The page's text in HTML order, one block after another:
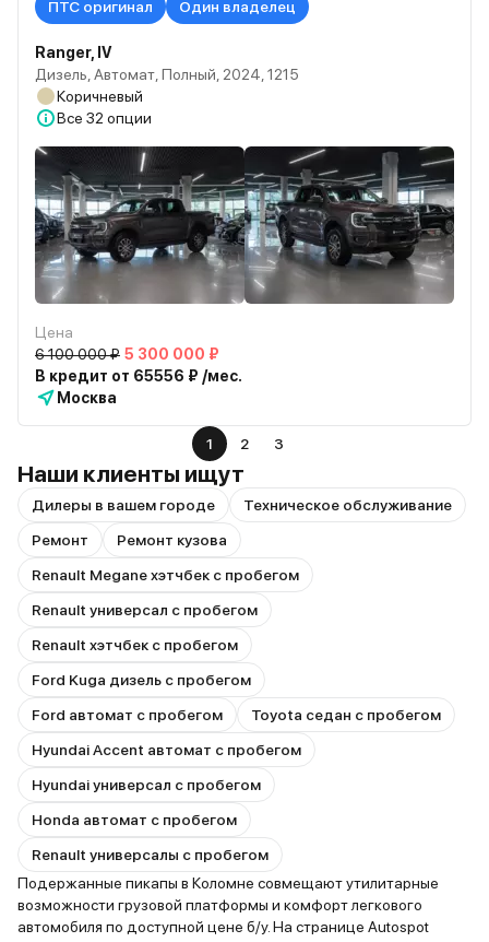
ПТС оригинал Один владелец
Ranger, IV
Дизель, Автомат, Полный, 2024, 1215
Коричневый
Все 32 опции
Цена
6 100 000 ₽ 5 300 000 ₽
В кредит от 65556 ₽ /мес.
Москва
1 2 3
Наши клиенты ищут
Дилеры в вашем городе
Техническое обслуживание
Ремонт
Ремонт кузова
Renault Megane хэтчбек с пробегом
Renault универсал с пробегом
Renault хэтчбек с пробегом
Ford Kuga дизель с пробегом
Ford автомат с пробегом
Toyota седан с пробегом
Hyundai Accent автомат с пробегом
Hyundai универсал с пробегом
Honda автомат с пробегом
Renault универсалы с пробегом
Подержанные пикапы в Коломне совмещают утилитарные
возможности грузовой платформы и комфорт легкового
автомобиля по доступной цене б/у. На странице Autospot